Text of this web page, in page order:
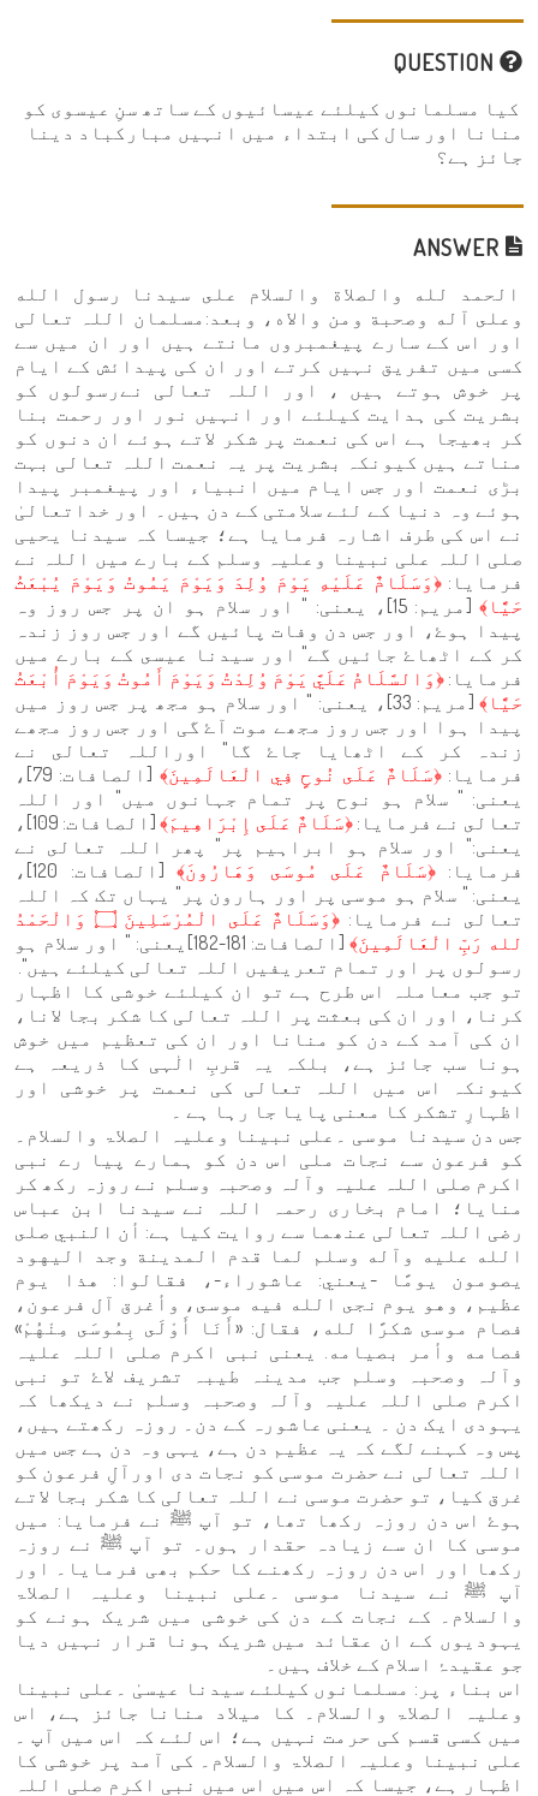
کیا مسلمانوں کیلئے عیسائیوں کے ساتھ سنِ عیسوی کو
منانا اور سال کی ابتداء میں انہیں مبارکباد دینا
جائز ہے؟
الحمد لله والصلاة والسلام على سيدنا رسول الله
وعلى آله وصحبة ومن والاه، وبعد:مسلمان اللہ تعالی
اور اس کے سارے پیغمبروں مانتے ہیں اور ان میں سے
کسی میں تفریق نہیں کرتے اور ان کی پیدائش کے ایام
پر خوش ہوتے ہیں ، اور اللہ تعالی نےرسولوں کو
بشریت کی ہدایت کیلئے اور انہیں نور اور رحمت بنا
کر بھیجا ہے اس کی نعمت پر شکر لاتے ہوئے ان دنوں کو
مناتے ہیں کیونکہ بشریت پر یہ نعمت اللہ تعالی بہت
بڑی نعمت اور جس ایام میں انبیاء اور پیغمبر پیدا
ہوئے وہ دنیا کے لئے سلامتی کے دن ہیں۔ اور خداتعالیٰ
نے اس کی طرف اشارہ فرمایا ہے؛ جیسا کہ سیدنا یحیی
صلی اللہ علی نبینا وعلیہ وسلم کے بارے میں اللہ نے
فرمایا:﴿وَسَلَامٌ عَلَيْهِ يَوْمَ وُلِدَ وَيَوْمَ يَمُوتُ وَيَوْمَ يُبْعَثُ
حَيًّا﴾
[مريم: 15]، یعنی: " اور سلام ہو ان پر جس روز وہ
پیدا ہوۓ، اور جس دن وفات پائیں گے اور جس روز زندہ
کر کے اٹھاۓ جائیں گے" اور سيدنا عيسى کے بارے میں
فرمایا: ﴿وَالسَّلَامُ عَلَيَّ يَوْمَ وُلِدْتُ وَيَوْمَ أَمُوتُ وَيَوْمَ أُبْعَثُ
حَيًّا﴾
[مريم: 33]، یعنی: " اور سلام ہو مجھ پر جس روز میں
پیدا ہوا اور جس روز مجھے موت آۓ گی اور جس روز مجھے
زندہ کر کے اٹھایا جاۓ گا" اوراللہ تعالى نے
فرمایا:﴿سَلَامٌ عَلَى نُوحٍ فِي الْعَالَمِينَ﴾
[الصافات: 79]،
یعنی: " سلام ہو نوح پر تمام جہانوں میں" اور اللہ
تعالى نے فرمایا:﴿سَلَامٌ عَلَى إِبْرَاهِيمَ﴾
[الصافات: 109]،
یعنی:" اور سلام ہو ابراہیم پر" پھر اللہ تعالى نے
فرمایا: ﴿سَلَامٌ عَلَى مُوسَى وَهَارُونَ﴾
[الصافات: 120]،
یعنی: " سلام ہو موسی پر اور ہارون پر" یہاں تک کہ اللہ
تعالى نے فرمایا:
﴿وَسَلَامٌ عَلَى الْمُرْسَلِينَ ۝ وَالْحَمْدُ
لله رَبِّ الْعَالَمِينَ﴾
[الصافات: 181-182]یعنی: " اور سلام ہو
رسولوں پر اور تمام تعریفیں اللہ تعالی کیلئے ہیں".
تو جب معاملہ اس طرح ہے تو ان کیلئے خوشی کا اظہار
کرنا، اور ان کی بعثت پر اللہ تعالی کا شکر بجا لانا،
ان کی آمد کے دن کو منانا اور ان کی تعظیم میں خوش
ہونا سب جائز ہے، بلکہ یہ قربِ الٰہی کا ذریعہ ہے
کیونکہ اس میں اللہ تعالی کی نعمت پر خوشی اور
اظہارِ تشکر کا معنی پایا جا رہا ہے ۔
جس دن سیدنا موسی ۔علی نبینا وعلیہ الصلاۃ والسلام۔
کو فرعون سے نجات ملی اس دن کو ہمارے پیا رے نبی
اکرم صلی اللہ علیہ وآلہ وصحبہ وسلم نے روزہ رکھ کر
منایا؛ امام بخاری رحمہ اللہ نے سیدنا ابن عباس
رضی اللہ تعالی عنھما سے روایت کیا ہے: أن النبي صلى
الله عليه وآله وسلم لما قدم المدينة وجد اليهود
يصومون يومًا -يعني: عاشوراء-، فقالوا: هذا يوم
عظيم، وهو يوم نجى الله فيه موسى، وأغرق آل فرعون،
فصام موسى شكرًا لله، فقال: «أَنَا أَوْلَى بِمُوسَى مِنْهُمْ»
فصامه وأمر بصيامه. یعنی نبی اکرم صلی اللہ علیہ
وآلہ وصحبہ وسلم جب مدینہ طیبہ تشریف لاۓ تو نبی
اکرم صلی اللہ علیہ وآلہ وصحبہ وسلم نے دیکھا کہ
یہودی ایک دن ۔ یعنی عاشورہ کے دن۔ روزہ رکھتے ہیں،
پس وہ کہنے لگے کہ یہ عظیم دن ہے، یہی وہ دن ہے جس میں
اللہ تعالی نے حضرت موسی کو نجات دی اورآلِ فرعون کو
غرق کیا، تو حضرت موسی نے اللہ تعالی کا شکر بجا لاتے
ہوۓ اس دن روزہ رکھا تھا، تو آپ ﷺ نے فرمایا: میں
موسی کا ان سے زیادہ حقدار ہوں۔ تو آپ ﷺ نے روزہ
رکھا اور اس دن روزہ رکھنے کا حکم بھی فرمایا۔ اور
آپ ﷺ نے سیدنا موسی ۔علی نبینا وعلیہ الصلاۃ
والسلام۔ کے نجات کے دن کی خوشی میں شریک ہونے کو
یہودیوں کے ان عقائد میں شریک ہونا قرار نہیں دیا
جو عقیدۂ اسلام کے خلاف ہیں۔
اس بناء پر: مسلمانوں کیلئے سیدنا عیسیٰ ۔علی نبینا
وعلیہ الصلاۃ والسلام۔ کا میلاد منانا جائز ہے، اس
میں کسی قسم کی حرمت نہیں ہے؛ اس لئے کہ اس میں آپ ۔
علی نبینا وعلیہ الصلاۃ والسلام۔ کی آمد پر خوشی کا
اظہار ہے، جیسا کہ اس میں اس میں نبی اکرم صلی اللہ